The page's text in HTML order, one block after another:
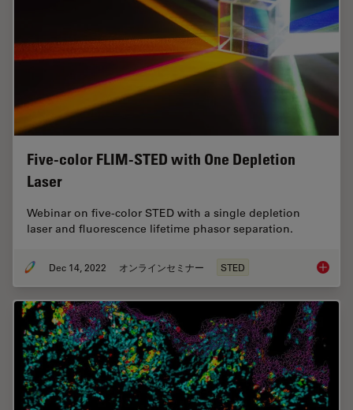
Five-color FLIM-STED with One Depletion
Laser
Webinar on five-color STED with a single depletion
laser and fluorescence lifetime phasor separation.
Dec 14, 2022 オンラインセミナー STED Five-